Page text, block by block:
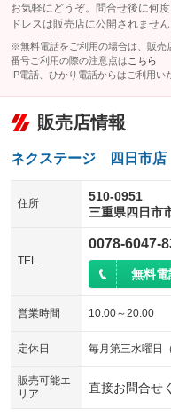
お気軽にどうぞ。問合せ後に何
ドレスは販売店に公開されません
※無料電話をご利用の場合は、販売
番号ご利用の際の注意点は こちら
IP電話、ひかり電話からはご利用い
販売店情報
ネクステージ 四日市店
住所
510-0951
三重県四日市
TEL
0078-6047-
無料電
営業時間 10:00～20:00
定休日 毎月第三水曜日
販売可能エ
リア
直接お問合せ